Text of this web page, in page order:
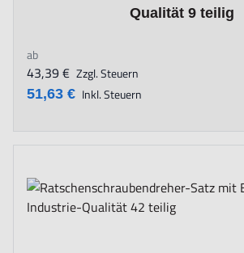
Qualität 9 teilig
ab
51,63 € Inkl. Steuern
43,39 € Zzgl. Steuern